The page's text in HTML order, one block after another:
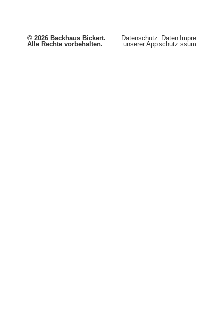
© 2026 Backhaus Bickert.
Alle Rechte vorbehalten.
Datenschutz
unserer App
Daten
schutz
Impre
ssum